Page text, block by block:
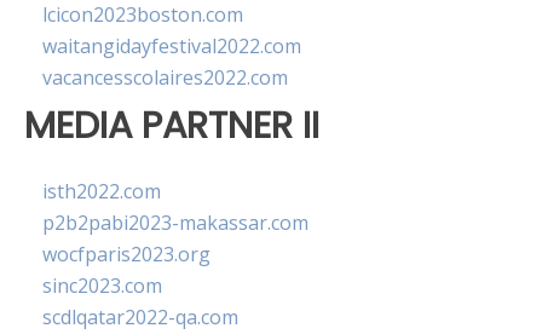
lcicon2023boston.com
waitangidayfestival2022.com
vacancesscolaires2022.com
MEDIA PARTNER II
isth2022.com
p2b2pabi2023-makassar.com
wocfparis2023.org
sinc2023.com
scdlqatar2022-qa.com